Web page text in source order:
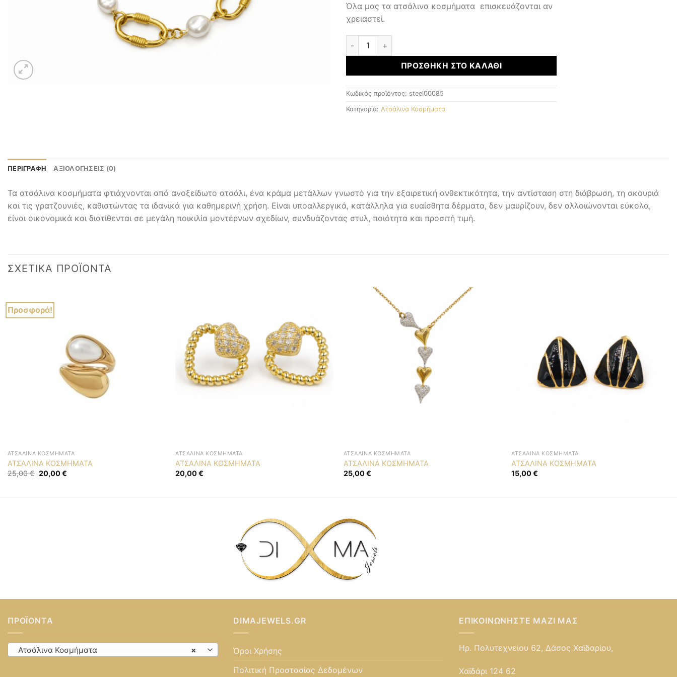
Όλα μας τα ατσάλινα κοσμήματα επισκευάζονται αν
χρειαστεί.
ΑΤΣΑΛΙΝΑ ΚΟΣΜΗΜΑΤΑ ποσότητα
ΠΡΟΣΘΉΚΗ ΣΤΟ ΚΑΛΆΘΙ
Κωδικός προϊόντος: steel00085
Κατηγορία: Ατσάλινα Κοσμήματα
ΠΕΡΙΓΡΑΦΉ ΑΞΙΟΛΟΓΉΣΕΙΣ (0)
Τα ατσάλινα κοσμήματα φτιάχνονται από ανοξείδωτο ατσάλι, ένα κράμα μετάλλων γνωστό για την εξαιρετική ανθεκτικότητα, την αντίσταση στη διάβρωση, τη σκουριά
και τις γρατζουνιές, καθιστώντας τα ιδανικά για καθημερινή χρήση. Είναι υποαλλεργικά, κατάλληλα για ευαίσθητα δέρματα, δεν μαυρίζουν, δεν αλλοιώνονται εύκολα,
είναι οικονομικά και διατίθενται σε μεγάλη ποικιλία μοντέρνων σχεδίων, συνδυάζοντας στυλ, ποιότητα και προσιτή τιμή.
ΣΧΕΤΙΚΆ ΠΡΟΪΌΝΤΑ
Προσφορά!
ΑΤΣΆΛΙΝΑ ΚΟΣΜΉΜΑΤΑ
ΑΤΣΑΛΙΝΑ ΚΟΣΜΗΜΑΤΑ
25,00€ Original
price
20,00€
ΑΤΣΆΛΙΝΑ ΚΟΣΜΉΜΑΤΑ
ΑΤΣΑΛΙΝΑ ΚΟΣΜΗΜΑΤΑ
20,00€
ΑΤΣΆΛΙΝΑ ΚΟΣΜΉΜΑΤΑ
ΑΤΣΑΛΙΝΑ ΚΟΣΜΗΜΑΤΑ
25,00€
ΑΤΣΆΛΙΝΑ ΚΟΣΜΉΜΑΤΑ
ΑΤΣΑΛΙΝΑ ΚΟΣΜΗΜΑΤΑ
15,00€
ΠΡΟΪΌΝΤΑ
×
Ατσάλινα Κοσμήματα
DIMAJEWELS.GR
Όροι Χρήσης
Πολιτική Προστασίας Δεδομένων
ΕΠΙΚΟΙΝΩΝΉΣΤΕ ΜΑΖΊ ΜΑΣ
Ηρ. Πολυτεχνείου 62, Δάσος Χαϊδαρίου,
Χαϊδάρι 124 62